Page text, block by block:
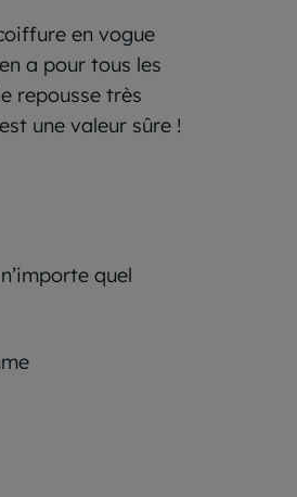
en vogue
a pour tous les
repousse très
une valeur sûre !
quel